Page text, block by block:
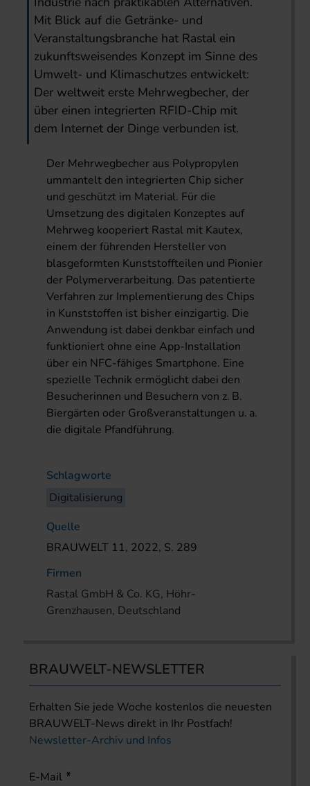
Mit Blick auf die Getränke- und
Veranstaltungsbranche hat Rastal ein
zukunftsweisendes Konzept im Sinne des
Umwelt- und Klimaschutzes entwickelt:
Der weltweit erste Mehrwegbecher, der
über einen integrierten RFID-Chip mit
dem Internet der Dinge verbunden ist.
Der Mehrwegbecher aus Polypropylen
ummantelt den integrierten Chip sicher
und geschützt im Material. Für die
Umsetzung des digitalen Konzeptes auf
Mehrweg kooperiert Rastal mit Kautex,
einem der führenden Hersteller von
blasgeformten Kunststoffteilen und Pionier
der Polymerverarbeitung. Das patentierte
Verfahren zur Implementierung des Chips
in Kunststoffen ist bisher einzigartig. Die
Anwendung ist dabei denkbar einfach und
funktioniert ohne eine App-Installation
über ein NFC-fähiges Smartphone. Eine
spezielle Technik ermöglicht dabei den
Besucherinnen und Besuchern von z. B.
Biergärten oder Großveranstaltungen u. a.
die digitale Pfandführung.
Schlagworte
Digitalisierung
Quelle
BRAUWELT 11, 2022, S. 289
Firmen
Rastal GmbH & Co. KG, Höhr-
Grenzhausen, Deutschland
BRAUWELT-NEWSLETTER
Erhalten Sie jede Woche kostenlos die neuesten
BRAUWELT-News direkt in Ihr Postfach!
Newsletter-Archiv und Infos
E-Mail